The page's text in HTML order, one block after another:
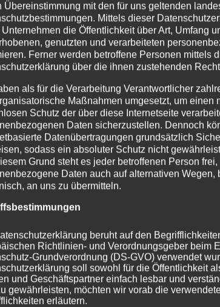
CURA SPORT GASTRO
FIT
74,96€
Lieferzeit: sofort lieferbar
In den Warenkorb
Übereinstimmung mit den für uns geltenden
Mittels dieser
Unternehmen die Öffentlichkeit über Art, Umfang
genutzten und verarbeiteten
Ferner werden betroffene Personen mittels
über die ihnen zustehenden
als für die Verarbeitung Verantwortlicher
Maßnahmen umgesetzt, um einen
Schutz der über diese Internetseite
Daten sicherzustellen. Dennoch
Datenübertragungen grundsätzlich
sodass ein absoluter Schutz nicht
Grund steht es jeder betroffenen Person frei,
Daten auch auf alternativen Wegen,
an uns zu übermitteln.
beruht auf den
Richtlinien- und Verordnungsgeber beim
Grundverordnung (DS-GVO) verwendet
soll sowohl für die Öffentlichkeit
und Geschäftspartner einfach lesbar und
gewährleisten, möchten wir vorab die
erläutern.